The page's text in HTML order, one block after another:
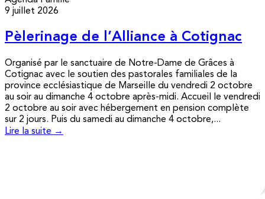
9 juillet 2026
Pèlerinage de l’Alliance à Cotignac
Organisé par le sanctuaire de Notre-Dame de Grâces à
Cotignac avec le soutien des pastorales familiales de la
province ecclésiastique de Marseille du vendredi 2 octobre
au soir au dimanche 4 octobre après-midi. Accueil le vendredi
2 octobre au soir avec hébergement en pension complète
sur 2 jours. Puis du samedi au dimanche 4 octobre,...
Lire la suite →